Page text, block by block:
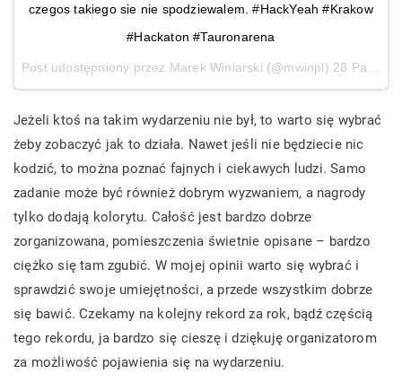
czegos takiego sie nie spodziewalem. #HackYeah #Krakow
#Hackaton #Tauronarena
Post udostępniony przez Marek Winiarski (@mwinpl) 28 Paź, 2017 o 10:09 PDT
Jeżeli ktoś na takim wydarzeniu nie był, to warto się wybrać
żeby zobaczyć jak to działa. Nawet jeśli nie będziecie nic
kodzić, to można poznać fajnych i ciekawych ludzi. Samo
zadanie może być również dobrym wyzwaniem, a nagrody
tylko dodają kolorytu. Całość jest bardzo dobrze
zorganizowana, pomieszczenia świetnie opisane – bardzo
ciężko się tam zgubić. W mojej opinii warto się wybrać i
sprawdzić swoje umiejętności, a przede wszystkim dobrze
się bawić. Czekamy na kolejny rekord za rok, bądź częścią
tego rekordu, ja bardzo się cieszę i dziękuję organizatorom
za możliwość pojawienia się na wydarzeniu.